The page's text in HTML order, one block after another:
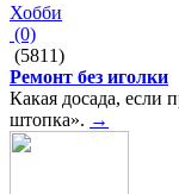
Хобби
(0)
(5811)
Ремонт без иголки
Какая досада, если
штопка». →